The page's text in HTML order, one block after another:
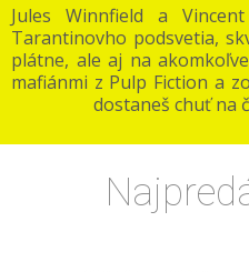
Jules Winnfield a
Tarantinovho podsvetia,
plátne, ale aj na
mafiánmi z Pulp Fiction a
dostaneš chuť na